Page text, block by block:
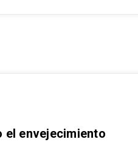
el envejecimiento